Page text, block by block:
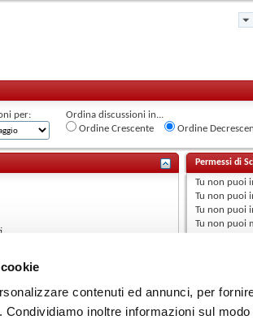
contenuti ed annunci, per
inoltre informazioni sul
per:
Ordina discussioni in...
Ordine Crescente
Ordine
Permessi di
Tu non puoi
Tu non puoi
Tu non puoi
Tu non puoi